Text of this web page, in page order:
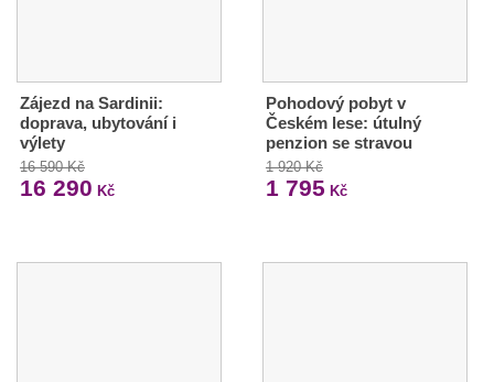
Zájezd na Sardinii:
doprava, ubytování i
výlety
16 590 Kč
16 290 Kč
Pohodový pobyt v
Českém lese: útulný
penzion se stravou
1 920 Kč
1 795 Kč